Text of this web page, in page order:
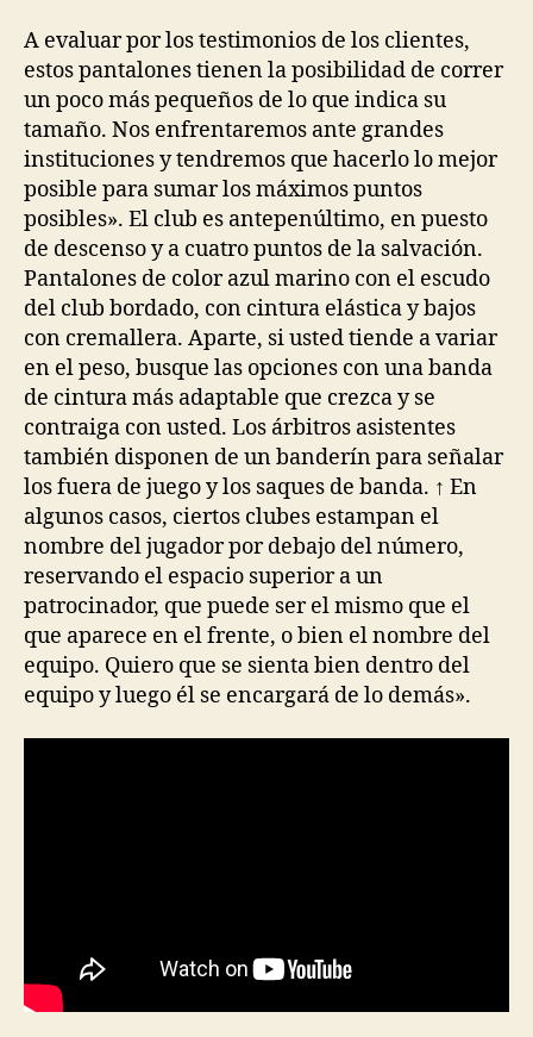
A evaluar por los testimonios de los clientes,
estos pantalones tienen la posibilidad de correr
un poco más pequeños de lo que indica su
tamaño. Nos enfrentaremos ante grandes
instituciones y tendremos que hacerlo lo mejor
posible para sumar los máximos puntos
posibles». El club es antepenúltimo, en puesto
de descenso y a cuatro puntos de la salvación.
Pantalones de color azul marino con el escudo
del club bordado, con cintura elástica y bajos
con cremallera. Aparte, si usted tiende a variar
en el peso, busque las opciones con una banda
de cintura más adaptable que crezca y se
contraiga con usted. Los árbitros asistentes
también disponen de un banderín para señalar
los fuera de juego y los saques de banda. ↑ En
algunos casos, ciertos clubes estampan el
nombre del jugador por debajo del número,
reservando el espacio superior a un
patrocinador, que puede ser el mismo que el
que aparece en el frente, o bien el nombre del
equipo. Quiero que se sienta bien dentro del
equipo y luego él se encargará de lo demás».